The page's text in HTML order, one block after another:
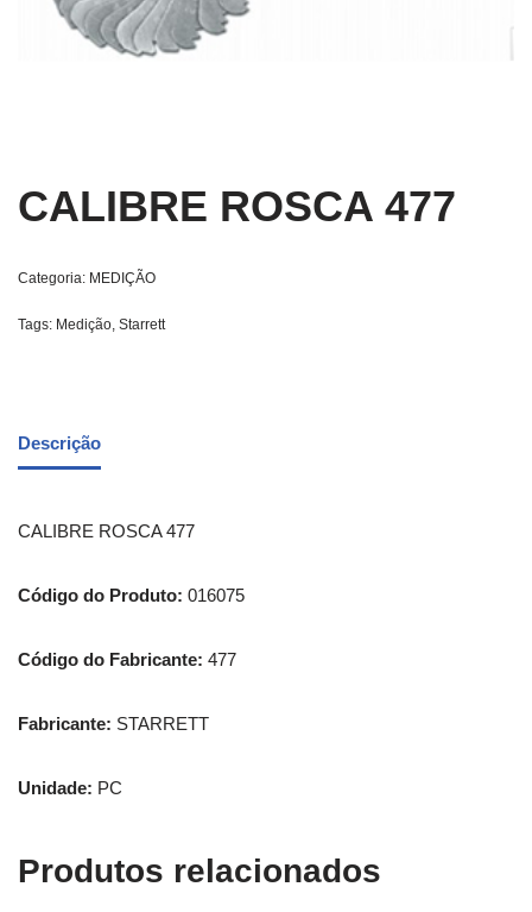
CALIBRE ROSCA 477
Categoria: MEDIÇÃO
Tags: Medição, Starrett
Descrição
CALIBRE ROSCA 477
Código do Produto: 016075
Código do Fabricante: 477
Fabricante: STARRETT
Unidade: PC
Produtos relacionados